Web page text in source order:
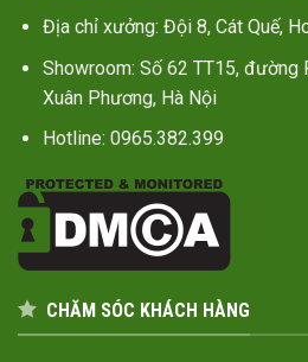
Địa chỉ xưởng: Đội 8, Cát Quế,
Showroom: Số 62 TT15, đường
Xuân Phương, Hà Nội
Hotline: 0965.382.399
CHĂM SÓC KHÁCH HÀNG